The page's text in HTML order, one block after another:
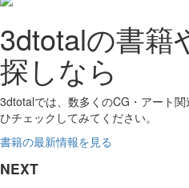
3dtotalの書籍
探しなら
3dtotalでは、数多くのCG・アート
ひチェックしてみてください。
書籍の最新情報を見る
NEXT